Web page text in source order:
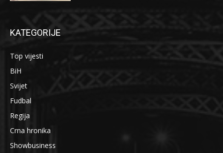
KATEGORIJE
Top vijesti
BiH
Svijet
Fudbal
Regija
Crna hronika
Showbusiness